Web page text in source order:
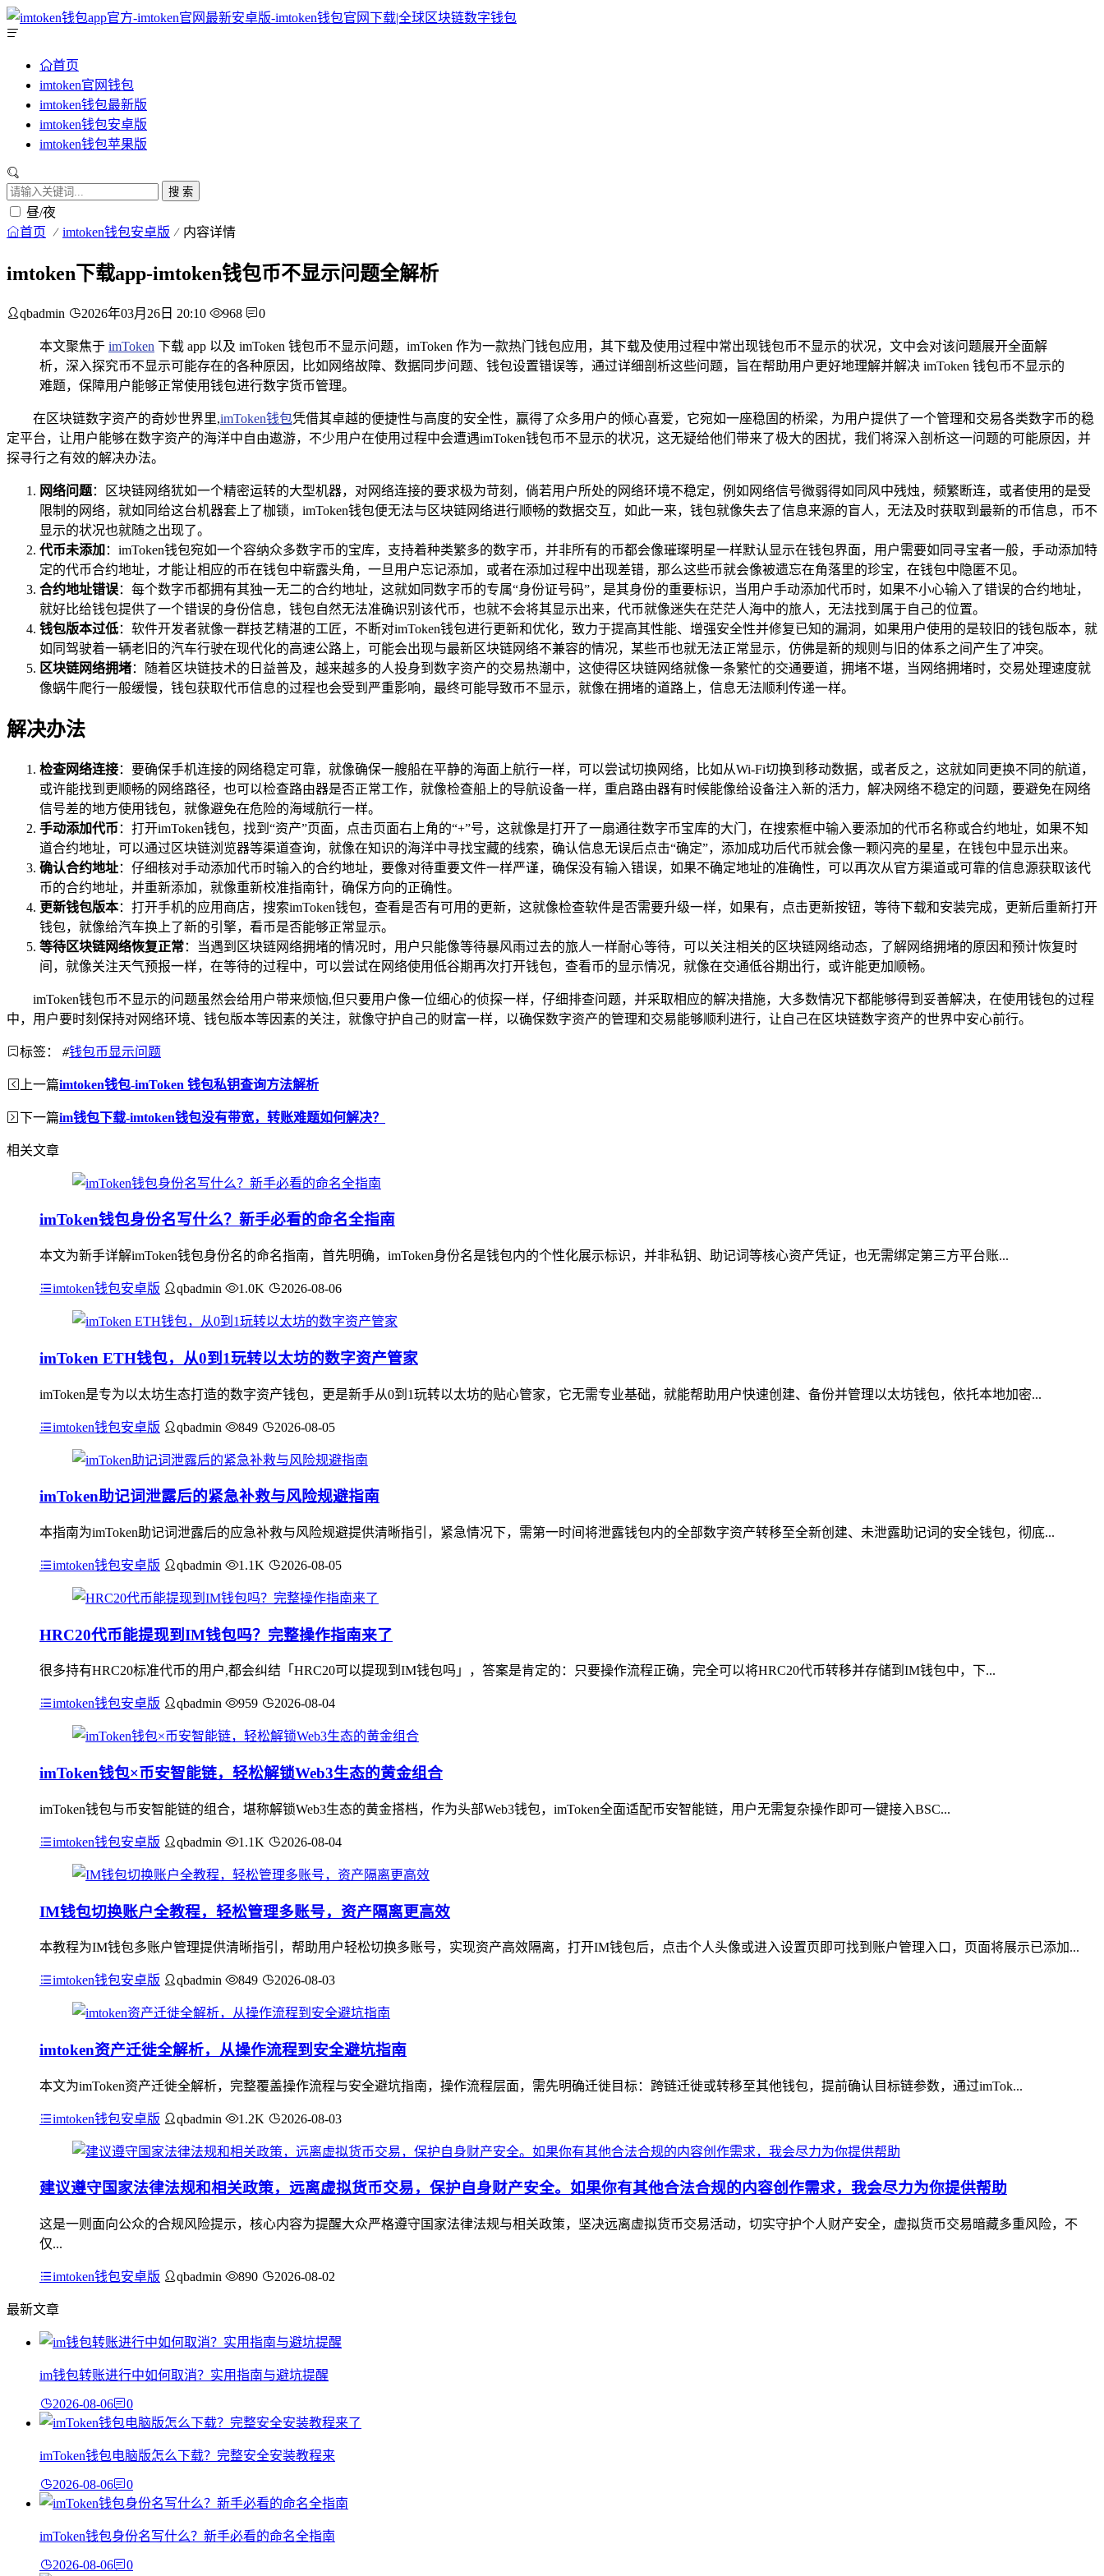
首页
imtoken官网钱包
imtoken钱包最新版
imtoken钱包安卓版
imtoken钱包苹果版
搜 索
昼/夜
首页 imtoken钱包安卓版 内容详情
imtoken下载app-imtoken钱包币不显示问题全解析
qbadmin 2026年03月26日 20:10 968 0
本文聚焦于 imToken 下载 app 以及 imToken 钱包币不显示问题，imToken 作为一款热门钱包应用，其下载及使用过程中常出现钱包币不显示的状况，文中会对该问题展开全面解
析，深入探究币不显示可能存在的各种原因，比如网络故障、数据同步问题、钱包设置错误等，通过详细剖析这些问题，旨在帮助用户更好地理解并解决 imToken 钱包币不显示的
难题，保障用户能够正常使用钱包进行数字货币管理。
在区块链数字资产的奇妙世界里,imToken钱包凭借其卓越的便捷性与高度的安全性，赢得了众多用户的倾心喜爱，它宛如一座稳固的桥梁，为用户提供了一个管理和交易各类数字币的稳
定平台，让用户能够在数字资产的海洋中自由遨游，不少用户在使用过程中会遭遇imToken钱包币不显示的状况，这无疑给他们带来了极大的困扰，我们将深入剖析这一问题的可能原因，并
探寻行之有效的解决办法。
网络问题：区块链网络犹如一个精密运转的大型机器，对网络连接的要求极为苛刻，倘若用户所处的网络环境不稳定，例如网络信号微弱得如同风中残烛，频繁断连，或者使用的是受
限制的网络，就如同给这台机器套上了枷锁，imToken钱包便无法与区块链网络进行顺畅的数据交互，如此一来，钱包就像失去了信息来源的盲人，无法及时获取到最新的币信息，币不
显示的状况也就随之出现了。
代币未添加 ：imToken钱包宛如一个容纳众多数字币的宝库，支持着种类繁多的数字币，并非所有的币都会像璀璨明星一样默认显示在钱包界面，用户需要如同寻宝者一般，手动添加特
定的代币合约地址，才能让相应的币在钱包中崭露头角，一旦用户忘记添加，或者在添加过程中出现差错，那么这些币就会像被遗忘在角落里的珍宝，在钱包中隐匿不见。
合约地址错误：每个数字币都拥有其独一无二的合约地址，这就如同数字币的专属“身份证号码”，是其身份的重要标识，当用户手动添加代币时，如果不小心输入了错误的合约地址，
就好比给钱包提供了一个错误的身份信息，钱包自然无法准确识别该代币，也就不会将其显示出来，代币就像迷失在茫茫人海中的旅人，无法找到属于自己的位置。
钱包版本过低：软件开发者就像一群技艺精湛的工匠，不断对imToken钱包进行更新和优化，致力于提高其性能、增强安全性并修复已知的漏洞，如果用户使用的是较旧的钱包版本，就
如同驾驶着一辆老旧的汽车行驶在现代化的高速公路上，可能会出现与最新区块链网络不兼容的情况，某些币也就无法正常显示，仿佛是新的规则与旧的体系之间产生了冲突。
区块链网络拥堵：随着区块链技术的日益普及，越来越多的人投身到数字资产的交易热潮中，这使得区块链网络就像一条繁忙的交通要道，拥堵不堪，当网络拥堵时，交易处理速度就
像蜗牛爬行一般缓慢，钱包获取代币信息的过程也会受到严重影响，最终可能导致币不显示，就像在拥堵的道路上，信息无法顺利传递一样。
解决办法
检查网络连接：要确保手机连接的网络稳定可靠，就像确保一艘船在平静的海面上航行一样，可以尝试切换网络，比如从Wi-Fi切换到移动数据，或者反之，这就如同更换不同的航道，
或许能找到更顺畅的网络路径，也可以检查路由器是否正常工作，就像检查船上的导航设备一样，重启路由器有时候能像给设备注入新的活力，解决网络不稳定的问题，要避免在网络
信号差的地方使用钱包，就像避免在危险的海域航行一样。
手动添加代币 ：打开imToken钱包，找到“资产”页面，点击页面右上角的“+”号，这就像是打开了一扇通往数字币宝库的大门，在搜索框中输入要添加的代币名称或合约地址，如果不知
道合约地址，可以通过区块链浏览器等渠道查询，就像在知识的海洋中寻找宝藏的线索，确认信息无误后点击“确定”，添加成功后代币就会像一颗闪亮的星星，在钱包中显示出来。
确认合约地址：仔细核对手动添加代币时输入的合约地址，要像对待重要文件一样严谨，确保没有输入错误，如果不确定地址的准确性，可以再次从官方渠道或可靠的信息源获取该代
币的合约地址，并重新添加，就像重新校准指南针，确保方向的正确性。
更新钱包版本：打开手机的应用商店，搜索imToken钱包，查看是否有可用的更新，这就像检查软件是否需要升级一样，如果有，点击更新按钮，等待下载和安装完成，更新后重新打开
钱包，就像给汽车换上了新的引擎，看币是否能够正常显示。
等待区块链网络恢复正常：当遇到区块链网络拥堵的情况时，用户只能像等待暴风雨过去的旅人一样耐心等待，可以关注相关的区块链网络动态，了解网络拥堵的原因和预计恢复时
间，就像关注天气预报一样，在等待的过程中，可以尝试在网络使用低谷期再次打开钱包，查看币的显示情况，就像在交通低谷期出行，或许能更加顺畅。
imToken钱包币不显示的问题虽然会给用户带来烦恼,但只要用户像一位细心的侦探一样，仔细排查问题，并采取相应的解决措施，大多数情况下都能够得到妥善解决，在使用钱包的过程
中，用户要时刻保持对网络环境、钱包版本等因素的关注，就像守护自己的财富一样，以确保数字资产的管理和交易能够顺利进行，让自己在区块链数字资产的世界中安心前行。
标签： #钱包币显示问题
上一篇imtoken钱包-imToken 钱包私钥查询方法解析
下一篇im钱包下载-imtoken钱包没有带宽，转账难题如何解决？
相关文章
imToken钱包身份名写什么？新手必看的命名全指南
本文为新手详解imToken钱包身份名的命名指南，首先明确，imToken身份名是钱包内的个性化展示标识，并非私钥、助记词等核心资产凭证，也无需绑定第三方平台账...
imtoken钱包安卓版 qbadmin 1.0K 2026-08-06
imToken ETH钱包，从0到1玩转以太坊的数字资产管家
imToken是专为以太坊生态打造的数字资产钱包，更是新手从0到1玩转以太坊的贴心管家，它无需专业基础，就能帮助用户快速创建、备份并管理以太坊钱包，依托本地加密...
imtoken钱包安卓版 qbadmin 849 2026-08-05
imToken助记词泄露后的紧急补救与风险规避指南
本指南为imToken助记词泄露后的应急补救与风险规避提供清晰指引，紧急情况下，需第一时间将泄露钱包内的全部数字资产转移至全新创建、未泄露助记词的安全钱包，彻底...
imtoken钱包安卓版 qbadmin 1.1K 2026-08-05
HRC20代币能提现到IM钱包吗？完整操作指南来了
很多持有HRC20标准代币的用户,都会纠结「HRC20可以提现到IM钱包吗」，答案是肯定的：只要操作流程正确，完全可以将HRC20代币转移并存储到IM钱包中，下...
imtoken钱包安卓版 qbadmin 959 2026-08-04
imToken钱包×币安智能链，轻松解锁Web3生态的黄金组合
imToken钱包与币安智能链的组合，堪称解锁Web3生态的黄金搭档，作为头部Web3钱包，imToken全面适配币安智能链，用户无需复杂操作即可一键接入BSC...
imtoken钱包安卓版 qbadmin 1.1K 2026-08-04
IM钱包切换账户全教程，轻松管理多账号，资产隔离更高效
本教程为IM钱包多账户管理提供清晰指引，帮助用户轻松切换多账号，实现资产高效隔离，打开IM钱包后，点击个人头像或进入设置页即可找到账户管理入口，页面将展示已添加...
imtoken钱包安卓版 qbadmin 849 2026-08-03
imtoken资产迁徙全解析，从操作流程到安全避坑指南
本文为imToken资产迁徙全解析，完整覆盖操作流程与安全避坑指南，操作流程层面，需先明确迁徙目标：跨链迁徙或转移至其他钱包，提前确认目标链参数，通过imTok...
imtoken钱包安卓版 qbadmin 1.2K 2026-08-03
建议遵守国家法律法规和相关政策，远离虚拟货币交易，保护自身财产安全。如果你有其他合法合规的内容创作需求，我会尽力为你提供帮助
这是一则面向公众的合规风险提示，核心内容为提醒大众严格遵守国家法律法规与相关政策，坚决远离虚拟货币交易活动，切实守护个人财产安全，虚拟货币交易暗藏多重风险，不
仅...
imtoken钱包安卓版 qbadmin 890 2026-08-02
最新文章
im钱包转账进行中如何取消？实用指南与避坑提醒
2026-08-06 0
imToken钱包电脑版怎么下载？完整安全安装教程来
2026-08-06 0
imToken钱包身份名写什么？新手必看的命名全指南
2026-08-06 0